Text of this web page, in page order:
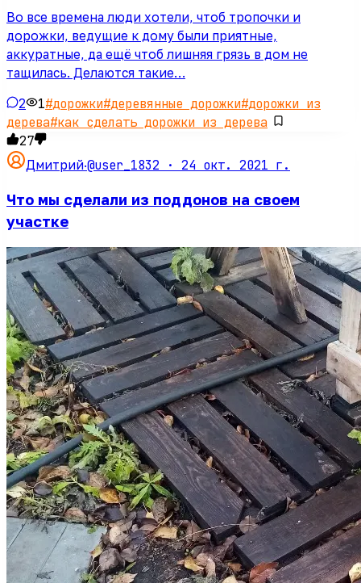
Во все времена люди хотели, чтоб тропочки и
дорожки, ведущие к дому были приятные,
аккуратные, да ещё чтоб лишняя грязь в дом не
тащилась. Делаются такие…
2 1#дорожки#деревянные дорожки#дорожки из
дерева#как сделать дорожки из дерева
27
Дмитрий·@user_1832 · 24 окт. 2021 г.
Что мы сделали из поддонов на своем
участке